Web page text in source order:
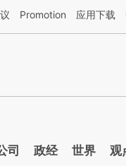
财新文章[https://
Promotion 应用下载
司 政经 世界 观